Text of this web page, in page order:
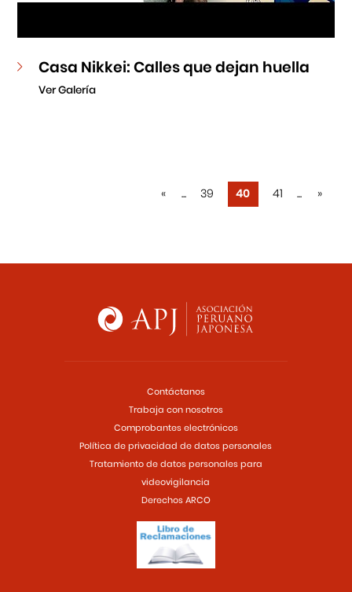
Casa Nikkei: Calles que dejan huella
Ver Galería
« ... 39 40 41 ... »
Contáctanos
Trabaja con nosotros
Comprobantes electrónicos
Política de privacidad de datos personales
Tratamiento de datos personales para
videovigilancia
Derechos ARCO